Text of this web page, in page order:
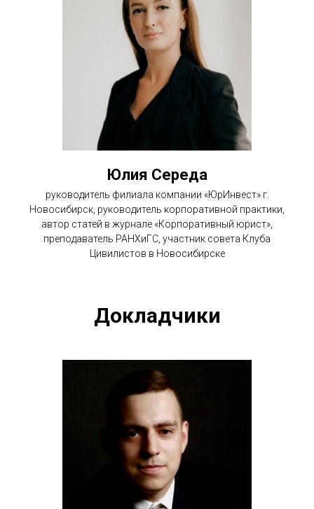
Юлия Середа
руководитель филиала компании «ЮрИнвест» г.
Новосибирск, руководитель корпоративной практики,
автор статей в журнале «Корпоративный юрист»,
преподаватель РАНХиГС, участник совета Клуба
Цивилистов в Новосибирске
Докладчики